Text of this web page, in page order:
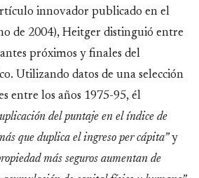
innovador publicado en el
de 2004), Heitger distinguió entre
próximos y finales del
Utilizando datos de una selección
entre los años 1975-95, él
del puntaje en el índice de
que duplica el ingreso per cápita”y
más seguros aumentan de